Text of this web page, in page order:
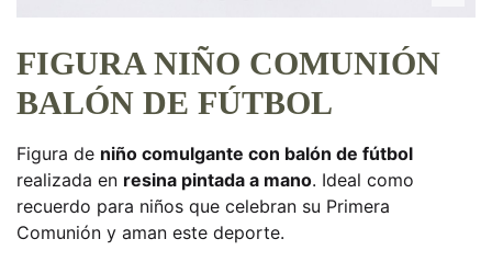
FIGURA NIÑO COMUNIÓN
BALÓN DE FÚTBOL
Figura de niño comulgante con balón de fútbol
realizada en resina pintada a mano. Ideal como
recuerdo para niños que celebran su Primera
Comunión y aman este deporte.